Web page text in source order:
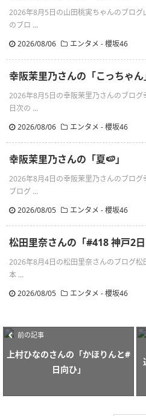
2026年8月5日の山田桃実ちゃんのブロ
のブロ ...
2026/08/06
エンタメ - 櫻坂46
幸阪茉里乃さんの「こっちゃん
2026年8月5日の幸阪茉里乃さんのブロ
日次の ...
2026/08/06
エンタメ - 櫻坂46
幸阪茉里乃さんの「夏🍉」
2026年8月4日の幸阪茉里乃さんのブロ
ブログ ...
2026/08/05
エンタメ - 櫻坂46
松田里奈さんの「#418 神戸2日
2026年8月4日の松田里奈さんのブログ松
本 ...
2026/08/05
エンタメ - 櫻坂46
前の記事
上村ひなのさんの「かほりんと#
日向ひ」